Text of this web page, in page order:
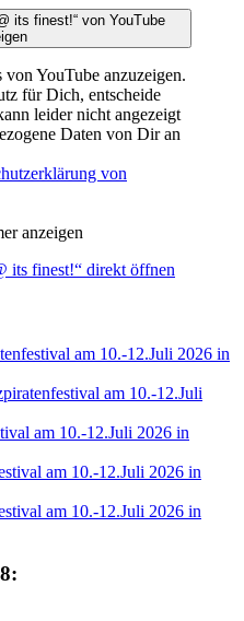
its finest!“ von YouTube
YouTube anzuzeigen.
für Dich, entscheide
leider nicht angezeigt
Daten von Dir an
von
anzeigen
its finest!“ direkt öffnen
am 10.-12.Juli 2026 in
am 10.-12.Juli
am 10.-12.Juli 2026 in
am 10.-12.Juli 2026 in
am 10.-12.Juli 2026 in